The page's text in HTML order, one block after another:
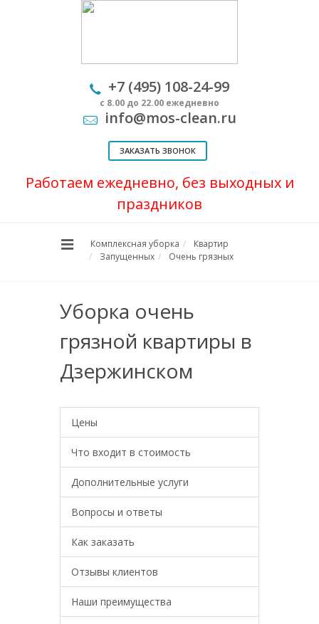
+7 (495) 108-24-99
с 8.00 до 22.00 ежедневно
info@mos-clean.ru
ЗАКАЗАТЬ ЗВОНОК
Работаем ежедневно, без выходных и
праздников
Комплексная уборка
Квартир
Запущенных
Очень грязных
Уборка очень
грязной квартиры в
Дзержинском
Цены
Что входит в стоимость
Дополнительные услуги
Вопросы и ответы
Как заказать
Отзывы клиентов
Наши преимущества